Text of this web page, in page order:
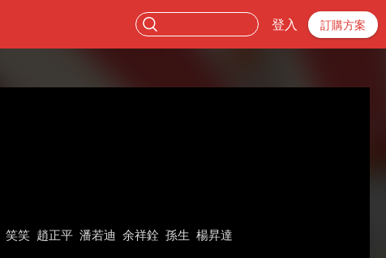
登入 訂購方案
笑笑 趙正平 潘若迪 余祥銓 孫生 楊昇達